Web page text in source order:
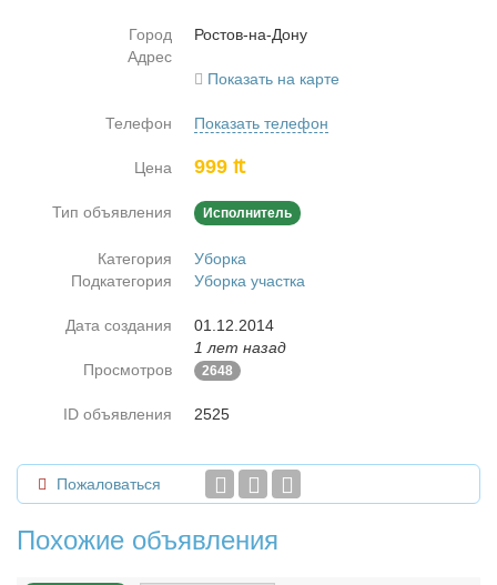
Город
Ро­стов-на-До­ну
Адрес
Показать на карте
Телефон Показать телефон
Цена 999 ₶
Тип объявления Исполнитель
Категория
Уборка
Подкатегория
Уборка участка
Дата создания
01.12.2014
1 лет назад
Просмотров
2648
ID объявления 2525
Пожаловаться
Похожие объявления